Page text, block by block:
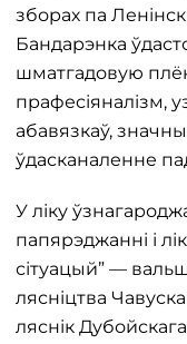
зборах па
Бандарэнка
шматгадовую
прафесіяналізм,
абавязкаў,
ўдасканаленне
У ліку
папярэджанні і
сітуацый” —
лясніцтва
ляснік